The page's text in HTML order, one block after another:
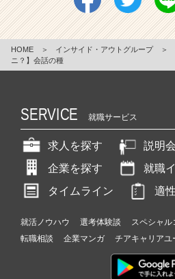
HOME ＞ インサイド・アウトグループ ＞
ニ？】会話の種
SERVICE 就職サービス
求人を探す
説明
企業を探す
就職
タイムライン
適
就活ノウハウ 選考体験談 スペシャル
転職相談
企業マンガ チアキャリアユ